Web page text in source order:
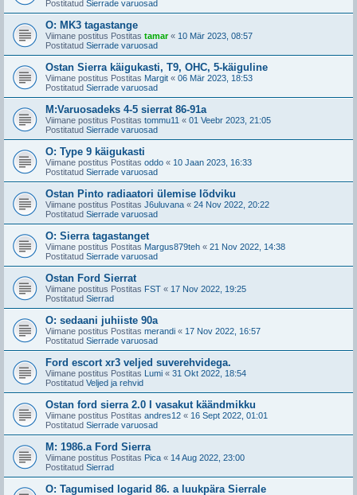
Postitatud Sierrade varuosad
O: MK3 tagastange
Viimane postitus Postitas tamar« 10 Mär 2023, 08:57
Postitatud Sierrade varuosad
Ostan Sierra käigukasti, T9, OHC, 5-käiguline
Viimane postitus Postitas Margit « 06 Mär 2023, 18:53
Postitatud Sierrade varuosad
M:Varuosadeks 4-5 sierrat 86-91a
Viimane postitus Postitas tommu11 « 01 Veebr 2023, 21:05
Postitatud Sierrade varuosad
O: Type 9 käigukasti
Viimane postitus Postitas oddo « 10 Jaan 2023, 16:33
Postitatud Sierrade varuosad
Ostan Pinto radiaatori ülemise lõdviku
Viimane postitus Postitas J6uluvana « 24 Nov 2022, 20:22
Postitatud Sierrade varuosad
O: Sierra tagastanget
Viimane postitus Postitas Margus879teh « 21 Nov 2022, 14:38
Postitatud Sierrade varuosad
Ostan Ford Sierrat
Viimane postitus Postitas FST « 17 Nov 2022, 19:25
Postitatud Sierrad
O: sedaani juhiiste 90a
Viimane postitus Postitas merandi « 17 Nov 2022, 16:57
Postitatud Sierrade varuosad
Ford escort xr3 veljed suverehvidega.
Viimane postitus Postitas Lumi « 31 Okt 2022, 18:54
Postitatud Veljed ja rehvid
Ostan ford sierra 2.0 I vasakut käändmikku
Viimane postitus Postitas andres12 « 16 Sept 2022, 01:01
Postitatud Sierrade varuosad
M: 1986.a Ford Sierra
Viimane postitus Postitas Pica « 14 Aug 2022, 23:00
Postitatud Sierrad
O: Tagumised logarid 86. a luukpära Sierrale